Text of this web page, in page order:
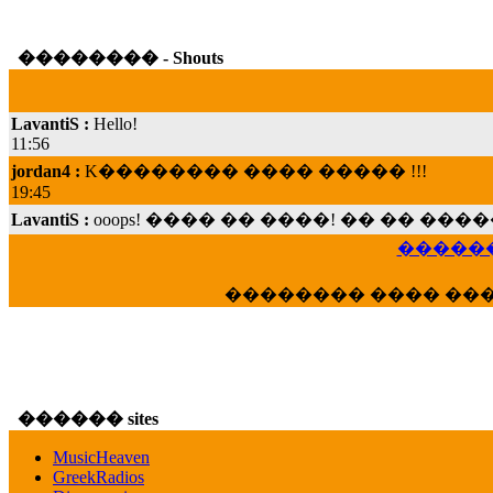
�������� - Shouts
11:56
jordan4 :
19:45
LavantiS :
���; ���� ��� ��� �������� ����
veronica :E���� 2012 ��� ����� ���
16:39
�������� ����
������ sites
MusicHeaven
GreekRadios